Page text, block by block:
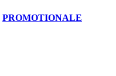
PROMOTIONALE